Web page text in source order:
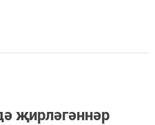
җирләгәннәр